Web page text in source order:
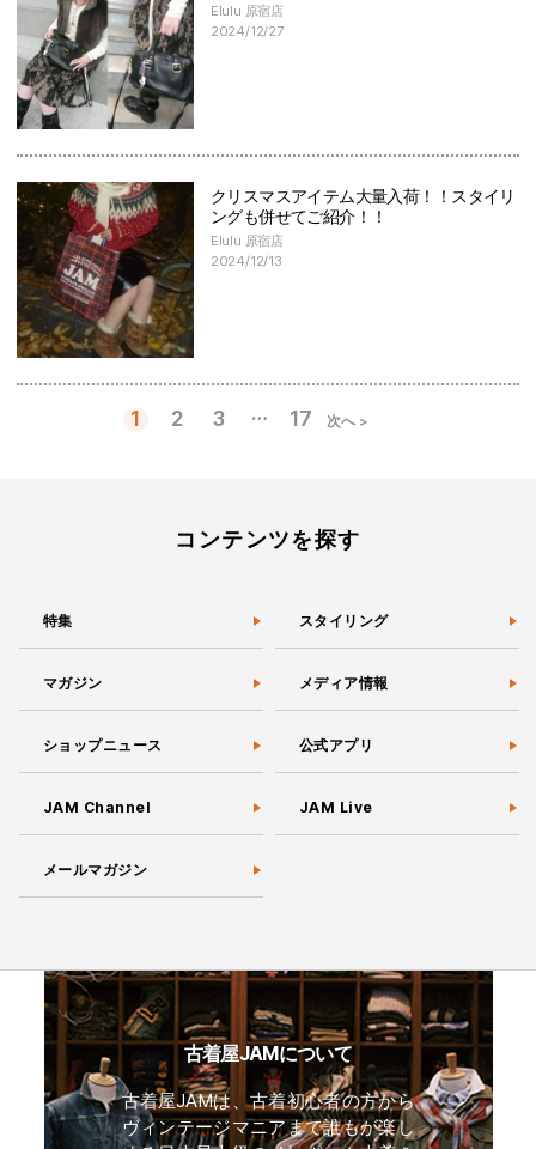
Elulu 原宿店
2024/12/27
クリスマスアイテム大量入荷！！スタイリ
ングも併せてご紹介！！
Elulu 原宿店
2024/12/13
1 2 3 … 17 次へ >
コンテンツを探す
特集 スタイリング
マガジン メディア情報
ショップニュース 公式アプリ
JAM Channel JAM Live
メールマガジン
古着屋JAMについて
古着屋JAMは、古着初心者の方から
ヴィンテージマニアまで誰もが楽し